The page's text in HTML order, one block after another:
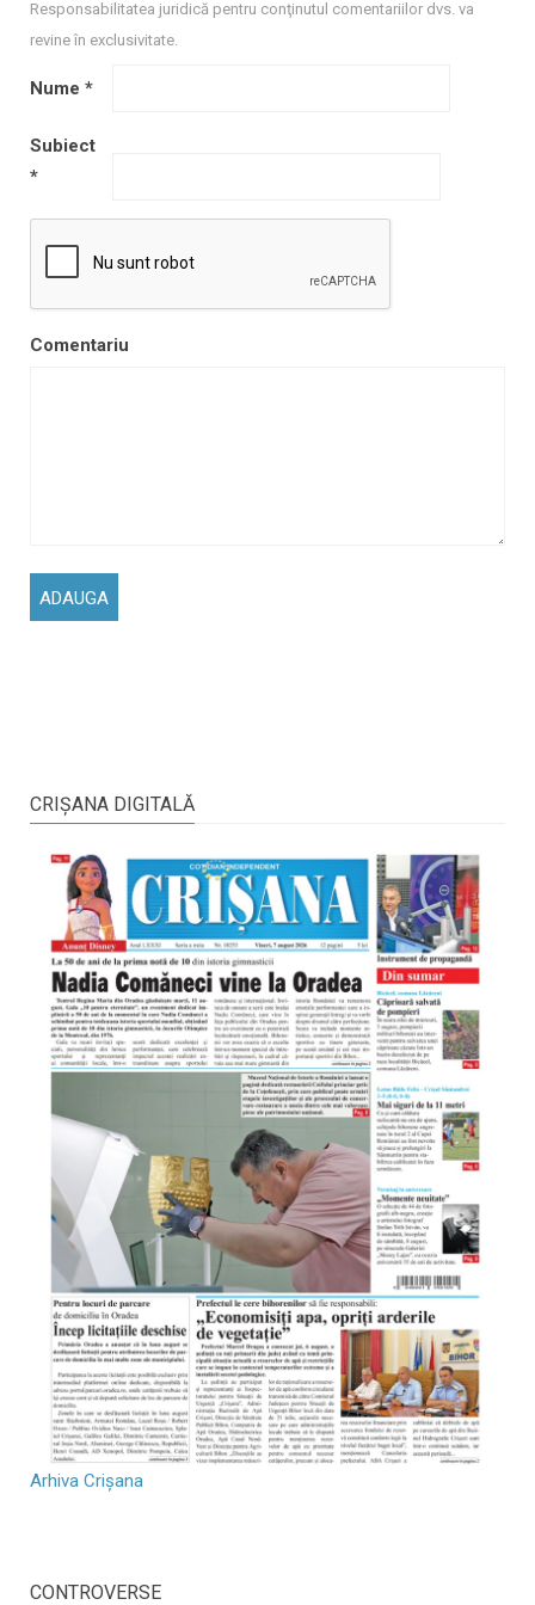
Responsabilitatea juridică pentru conţinutul comentariilor dvs. va
revine în exclusivitate.
Nume *
Subiect
*
Comentariu
CRIŞANA DIGITALĂ
Arhiva Crișana
CONTROVERSE